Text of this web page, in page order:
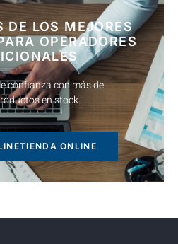
DE LOS MEJORES
OPERADORES
confianza con más de
en stock